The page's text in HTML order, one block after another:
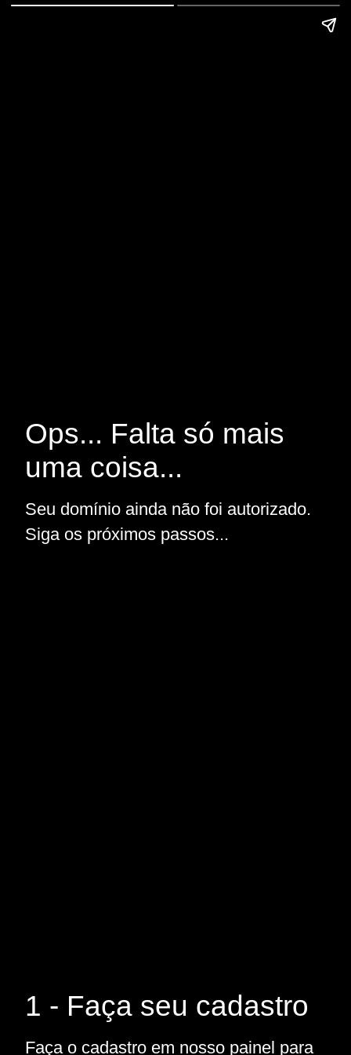
Ops... Falta só mais
uma coisa...
Seu domínio ainda não foi autorizado.
Siga os próximos passos...
1 - Faça seu cadastro
Faça o cadastro em nosso painel para